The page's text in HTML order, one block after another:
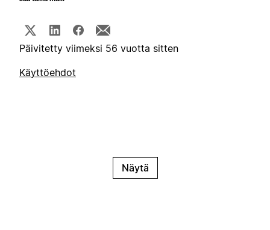
Päivitetty viimeksi 56 vuotta sitten
Käyttöehdot
Näytä